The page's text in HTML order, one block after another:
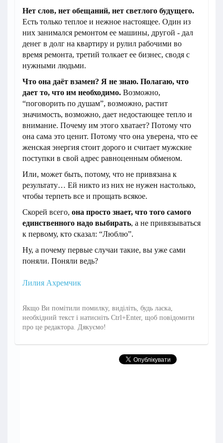
Нет слов, нет обещаний, нет светлого будущего.
Есть только теплое и нежное настоящее. Один из
них занимался ремонтом ее машины, другой - дал
денег в долг на квартиру и рулил рабочими во
время ремонта, третий толкает ее бизнес, сводя с
нужными людьми.
Что она даёт взамен? Я не знаю. Полагаю, что
дает то, что им необходимо. Возможно,
“поговорить по душам”, возможно, растит
значимость, возможно, дает недостающее тепло и
внимание. Почему им этого хватает? Потому что
она сама это ценит. Потому что она уверена, что ее
женская энергия стоит дорого и считает мужские
поступки в свой адрес равноценным обменом.
Или, может быть, потому, что не привязана к
результату… Ей никто из них не нужен настолько,
чтобы терпеть все и прощать всякое.
Скорей всего, она просто знает, что того самого
единственного надо выбирать, а не привязываться
к первому, кто сказал: “Люблю”.
Ну, а почему первые случаи такие, вы уже сами
поняли. Поняли ведь?
Лилия Ахремчик
Якщо Ви помітили помилку, виділіть, будь ласка,
необхідний текст і натисніть Ctrl+Enter, щоб повідомити
про це редактора. Дякуємо!